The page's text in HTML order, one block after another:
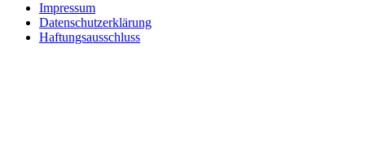
Impressum
Datenschutzerklärung
Haftungsausschluss